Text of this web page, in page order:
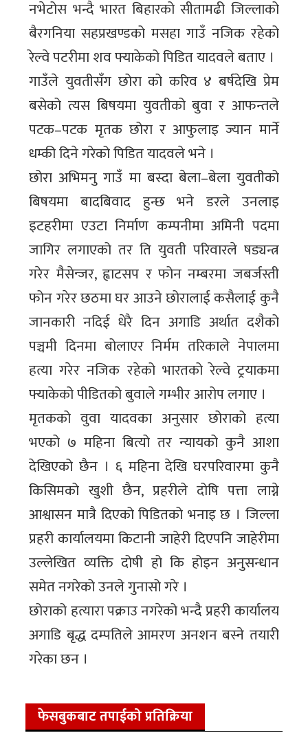
नभेटोस भन्दै भारत बिहारको सीतामढी जिल्लाको
बैरगनिया सहप्रखण्डको मसहा गाउँ नजिक रहेको
रेल्वे पटरीमा शव फ्याकेको पिडित यादवले बताए ।
गाउँले युवतीसँग छोरा को करिव ४ बर्षदेखि प्रेम
बसेको त्यस बिषयमा युवतीको बुवा र आफन्तले
पटक–पटक मृतक छोरा र आफुलाइ ज्यान मार्ने
धम्की दिने गरेको पिडित यादवले भने ।
छोरा अभिमनु गाउँ मा बस्दा बेला–बेला युवतीको
बिषयमा बादबिवाद हुन्छ भने डरले उनलाइ
इटहरीमा एउटा निर्माण कम्पनीमा अमिनी पदमा
जागिर लगाएको तर ति युवती परिवारले षड्यन्त्र
गरेर मैसेन्जर, ह्वाटसप र फोन नम्बरमा जबर्जस्ती
फोन गरेर छठमा घर आउने छोरालाई कसैलाई कुनै
जानकारी नदिई धेरै दिन अगाडि अर्थात दशैको
पञ्चमी दिनमा बोलाएर निर्मम तरिकाले नेपालमा
हत्या गरेर नजिक रहेको भारतको रेल्वे ट्रयाकमा
फ्याकेको पीडितको बुवाले गम्भीर आरोप लगाए ।
मृतकको वुवा यादवका अनुसार छोराको हत्या
भएको ७ महिना बित्यो तर न्यायको कुनै आशा
देखिएको छैन । ६ महिना देखि घरपरिवारमा कुनै
किसिमको खुशी छैन, प्रहरीले दोषि पत्ता लाग्ने
आश्वासन मात्रै दिएको पिडितको भनाइ छ । जिल्ला
प्रहरी कार्यालयमा किटानी जाहेरी दिएपनि जाहेरीमा
उल्लेखित व्यक्ति दोषी हो कि होइन अनुसन्धान
समेत नगरेको उनले गुनासो गरे ।
छोराको हत्यारा पक्राउ नगरेको भन्दै प्रहरी कार्यालय
अगाडि बृद्ध दम्पतिले आमरण अनशन बस्ने तयारी
गरेका छन ।
फेसबुकबाट तपाईको प्रतिक्रिया